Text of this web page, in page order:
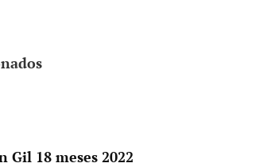
Gil 18 meses 2022